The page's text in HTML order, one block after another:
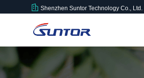
Shenzhen Suntor Technology Co., Ltd.